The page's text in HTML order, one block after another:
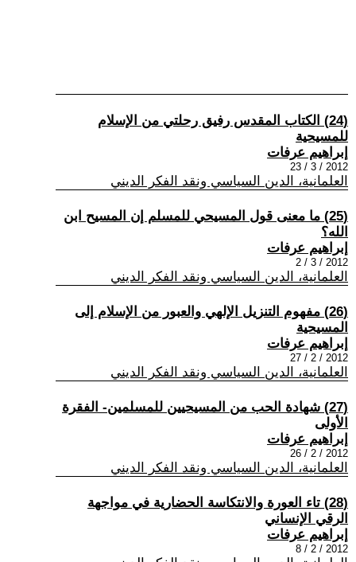
(24) الكتاب المقدس رفيق رحلتي من الإسلام
للمسيحية
إبراهيم عرفات
2012 / 3 / 23
العلمانية، الدين السياسي ونقد الفكر الديني
(25) ما معنى قول المسيحي للمسلم إن المسيح ابن
الله؟
إبراهيم عرفات
2012 / 3 / 2
العلمانية، الدين السياسي ونقد الفكر الديني
(26) مفهوم التنزيل الإلهي والعبور من الإسلام إلى
المسيحية
إبراهيم عرفات
2012 / 2 / 27
العلمانية، الدين السياسي ونقد الفكر الديني
(27) شهادة الحب من المسيحيين للمسلمين- الفقرة
الأولى
إبراهيم عرفات
2012 / 2 / 26
العلمانية، الدين السياسي ونقد الفكر الديني
(28) تاء العورة والانتكاسة الحضارية في مواجهة
الرقي الإنساني
إبراهيم عرفات
2012 / 2 / 8